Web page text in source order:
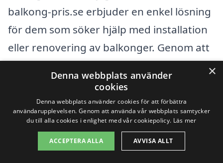
balkong-pris.se erbjuder en enkel lösning
för dem som söker hjälp med installation
eller renovering av balkonger. Genom att
jämföra olika professionella hantverkare
kan du säkerställa dig ett bra pris och hög
kvalitet på arbetet.
När du letar efter en balkong i Bälgviken
kan det också vara värt att överväga
×
Denna webbplats använder
cookies
Denna webbplats använder cookies för att förbättra
användarupplevelsen. Genom att använda vår webbplats samtycker
du till alla cookies i enlighet med vår cookiepolicy. Läs mer
ACCEPTERA ALLA AVVISA ALLT